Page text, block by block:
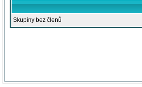
Skupiny bez členů